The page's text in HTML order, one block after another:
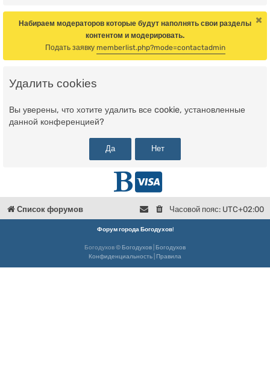
Набираем модераторов которые будут наполнять свои разделы
контентом и модерировать.
Подать заявку memberlist.php?mode=contactadmin
Удалить cookies
Вы уверены, что хотите удалить все cookie, установленные
данной конференцией?
Г
в
н
D
o
n
a
Список форумов Часовой пояс: UTC+02:00
Форум города Богодухов!
Богодухов © Богодухов Богодухов
Конфиденциальность Правила